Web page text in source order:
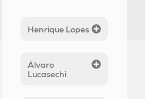
Henrique Lopes
Álvaro
Lucasechi